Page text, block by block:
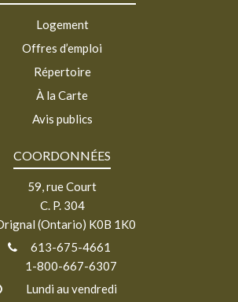
Logement
Offres d’emploi
Répertoire
À la Carte
Avis publics
COORDONNÉES
59, rue Court
C. P. 304
(Ontario) K0B 1K0
613-675-4661
1-800-667-6307
Lundi au vendredi